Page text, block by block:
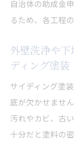
自治体の助成金
るため、各工程
外壁洗浄や下
ディング塗装
サイディング塗
底が欠かせませ
汚れやカビ、古
十分だと塗料の